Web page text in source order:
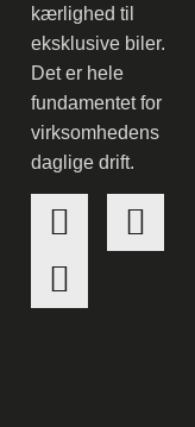
kærlighed til
eksklusive biler.
Det er hele
fundamentet for
virksomhedens
daglige drift.